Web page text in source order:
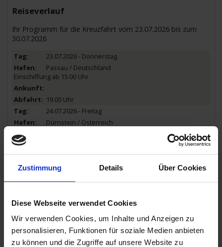
Zustimmung Details Über Cookies
Diese Webseite verwendet Cookies
Wir verwenden Cookies, um Inhalte und Anzeigen zu
personalisieren, Funktionen für soziale Medien anbieten
zu können und die Zugriffe auf unsere Website zu
Reiseverlauf
Ihr Programm für die Kreuzfahrt vom 23.07.2026 bis zum
30.07.2026
23.07.2026 - Donnerstag
Passau / Deutschland
Einschiffung ab 15:00 Uhr
19.00 Uhr
24.07.2026 - Freitag
Dürnstein / Österreich
14.00 Uhr
24.07.2026 - Freitag
25.07.2026 - Samstag
Wien / Österreich
Halbtagesausflug: Romantisches Wien - Panoramafahrt